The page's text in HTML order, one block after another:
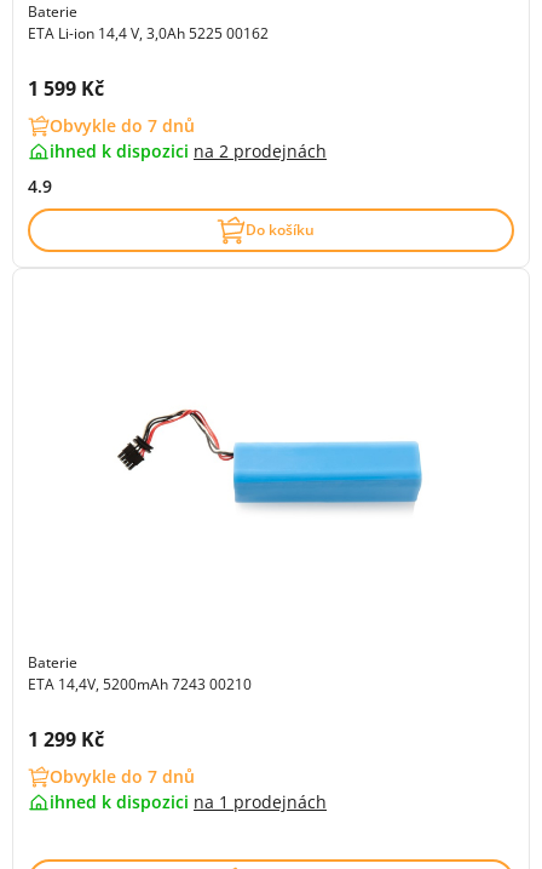
Baterie
ETA Li-ion 14,4 V, 3,0Ah 5225 00162
Cena s DPH:
1 599 Kč
Obvykle do 7 dnů
ihned k dispozici na 2 prodejnách
4.9
Do košíku
Baterie
ETA 14,4V, 5200mAh 7243 00210
Cena s DPH:
1 299 Kč
Obvykle do 7 dnů
ihned k dispozici na 1 prodejnách